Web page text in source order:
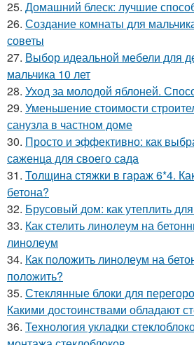
25. Домашний блеск: лучшие
26. Создание комнаты для
советы
27. Выбор идеальной мебели для
мальчика 10 лет
28. Уход за молодой яблоней.
29. Уменьшение стоимости
санузла в частном доме
30. Просто и эффективно: как
саженца для своего сада
31. Толщина стяжки в гараж 6*4.
бетона?
32. Брусовый дом: как утеплить
33. Как стелить линолеум на
линолеум
34. Как положить линолеум на
положить?
35. Стеклянные блоки для
Какими достоинствами обладают
36. Технология укладки